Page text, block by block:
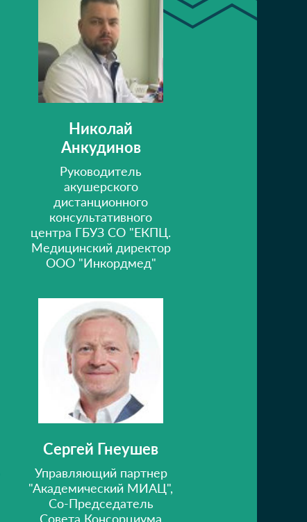
Николай
Анкудинов
Руководитель
акушерского
дистанционного
консультативного
центра ГБУЗ СО "ЕКПЦ.
Медицинский директор
ООО "Инкордмед"
Сергей Гнеушев
Управляющий партнер
"Академический МИАЦ",
Со-Председатель
Совета Консорциума